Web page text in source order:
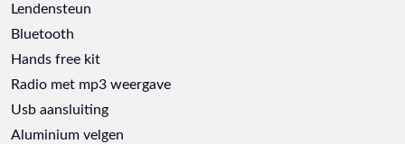
Lendensteun
Bluetooth
Hands free kit
Radio met mp3 weergave
Usb aansluiting
Aluminium velgen